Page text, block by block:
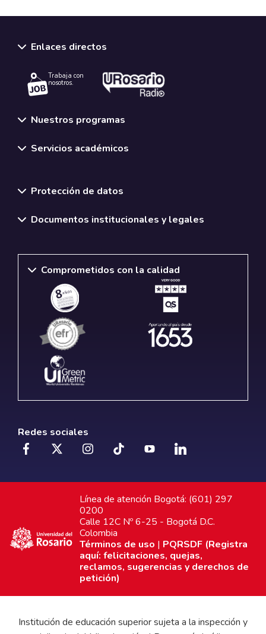
Enlaces directos
Trabaja con
nosotros.
Nuestros programas
Servicios académicos
Protección de datos
Documentos institucionales y legales
Comprometidos con la calidad
Redes sociales
Línea de atención Bogotá: (601) 297
0200
Calle 12C Nº 6-25 - Bogotá D.C.
Colombia
Términos de uso | PQRSDF (Registra
aquí: felicitaciones, quejas,
reclamos, sugerencias y derechos de
petición)
Institución de educación superior sujeta a la inspección y